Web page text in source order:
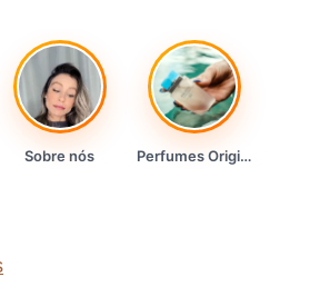
Sobre nós Perfumes Originais